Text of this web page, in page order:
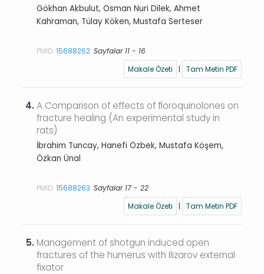
Gökhan Akbulut, Osman Nuri Dilek, Ahmet
Kahraman, Tülay Köken, Mustafa Serteser
PMID:15688262 Sayfalar 11 - 16
Makale Özeti
| Tam Metin PDF
4.A Comparison of effects of floroquinolones on
fracture healing (An experimental study in
rats)
İbrahim Tuncay, Hanefi Özbek, Mustafa Köşem,
Özkan Ünal
PMID:15688263 Sayfalar 17 - 22
Makale Özeti
| Tam Metin PDF
5. Management of shotgun induced open
fractures of the humerus with Ilizarov external
fixator